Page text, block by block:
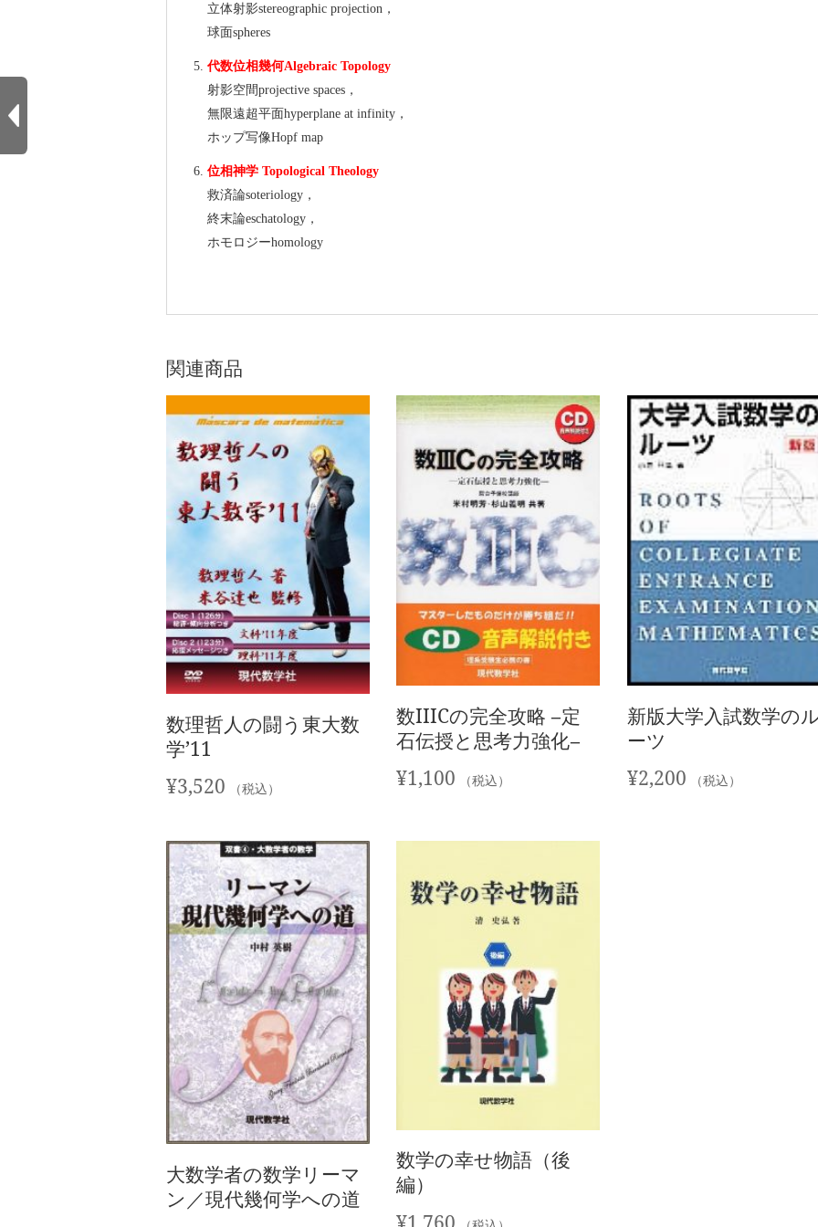
立体射影stereographic projection，
球面spheres
代数位相幾何Algebraic Topology
射影空間projective spaces，
無限遠超平面hyperplane at infinity，
ホップ写像Hopf map
位相神学 Topological Theology
救済論soteriology，
終末論eschatology，
ホモロジーhomology
関連商品
数理哲人の闘う東大数
学’11
¥3,520 （税込）
数IIICの完全攻略 −定
石伝授と思考力強化−
¥1,100 （税込）
新版大学入試数学の
ーツ
¥2,200 （税込）
大数学者の数学リーマ
ン／現代幾何学への道
数学の幸せ物語（後
編）